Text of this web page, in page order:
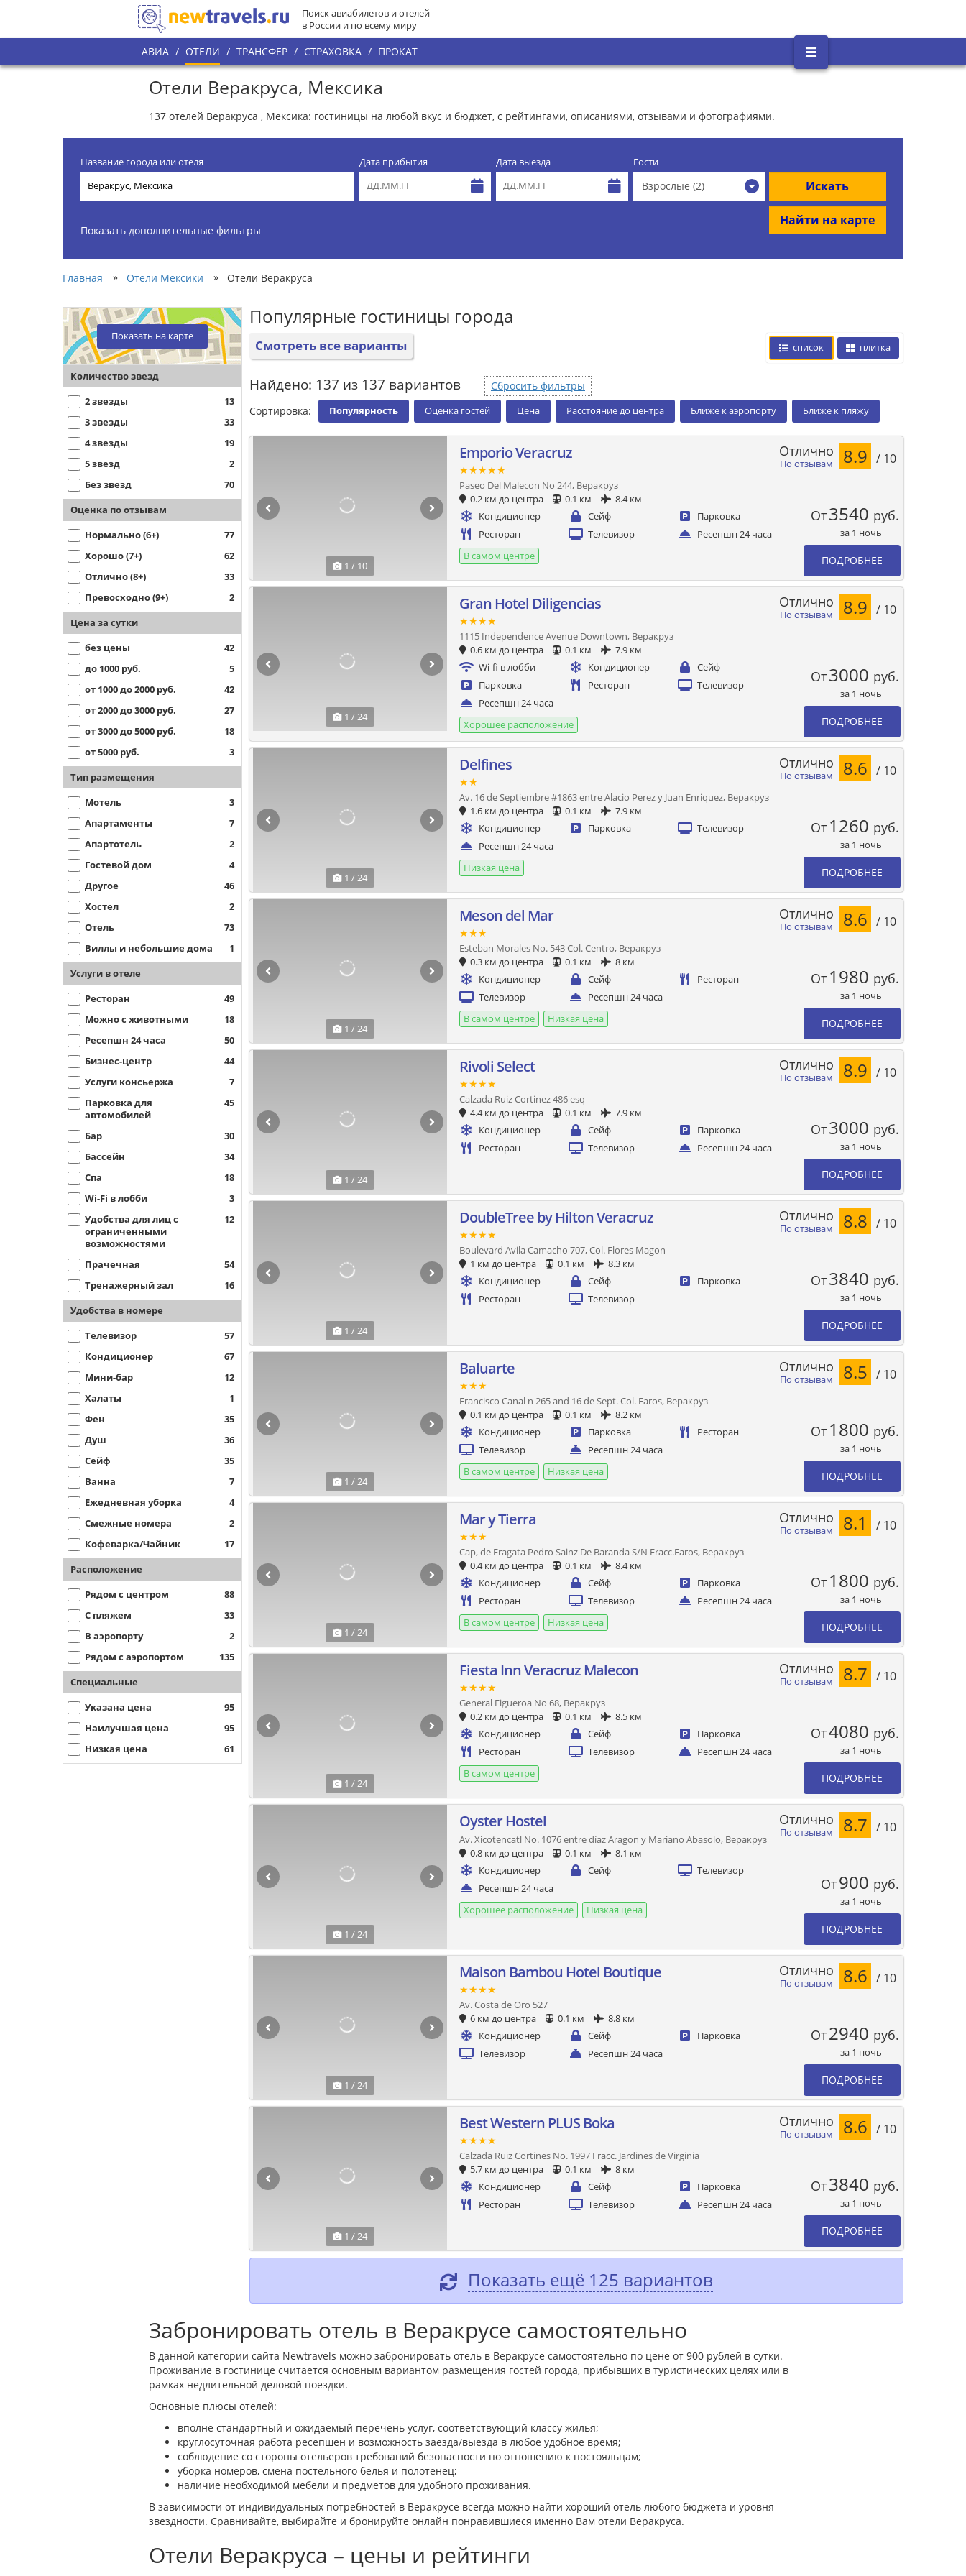
Поиск авиабилетов и отелей
в России и по всему миру
АВИА / ОТЕЛИ / ТРАНСФЕР / СТРАХОВКА / ПРОКАТ
Отели Веракруса, Мексика
137 отелей Веракруса , Мексика: гостиницы на любой вкус и бюджет, с рейтингами, описаниями, отзывами и фотографиями.
Название города или отеля Дата прибытия Дата выезда Гости
Взрослые (2) Искать
Найти на карте
Показать дополнительные фильтры
Главная » Отели Мексики » Отели Веракруса
Показать на карте
Количество звезд
2 звезды
13
3 звезды
33
4 звезды
19
5 звезд
2
Без звезд
70
Оценка по отзывам
Нормально (6+)
77
Хорошо (7+)
62
Отлично (8+)
33
Превосходно (9+)
2
Цена за сутки
без цены
42
до 1000 руб.
5
от 1000 до 2000 руб.
42
от 2000 до 3000 руб.
27
от 3000 до 5000 руб.
18
от 5000 руб.
3
Тип размещения
Мотель
3
Апартаменты
7
Апартотель
2
Гостевой дом
4
Другое
46
Хостел
2
Отель
73
Виллы и небольшие дома
1
Услуги в отеле
Ресторан
49
Можно с животными
18
Ресепшн 24 часа
50
Бизнес-центр
44
Услуги консьержа
7
Парковка для
автомобилей
45
Бар
30
Бассейн
34
Спа
18
Wi-Fi в лобби
3
Удобства для лиц с
ограниченными
возможностями
12
Прачечная
54
Тренажерный зал
16
Удобства в номере
Телевизор
57
Кондиционер
67
Мини-бар
12
Халаты
1
Фен
35
Душ
36
Сейф
35
Ванна
7
Ежедневная уборка
4
Смежные номера
2
Кофеварка/Чайник
17
Расположение
Рядом с центром
88
С пляжем
33
В аэропорту
2
Рядом с аэропортом
135
Специальные
Указана цена
95
Наилучшая цена
95
Низкая цена
61
Популярные гостиницы города
Смотреть все варианты список плитка
Найдено: 137 из 137 вариантов
Сбросить фильтры
Сортировка:
Популярность Оценка гостей Цена Расстояние до центра Ближе к аэропорту Ближе к пляжу
1 / 10
Emporio Veracruz
★★★★★
Paseo Del Malecon No 244, Веракруз
0.2 км до центра
0.1 км
8.4 км
Кондиционер
Сейф
Парковка
Ресторан
Телевизор
Ресепшн 24 часа
В самом центре
По отзывам
Отлично 8.9 / 10
От3540 руб.
за 1 ночь
ПОДРОБНЕЕ
1 / 24
Gran Hotel Diligencias
★★★★
1115 Independence Avenue Downtown, Веракруз
0.6 км до центра
0.1 км
7.9 км
Wi-fi в лобби
Кондиционер
Сейф
Парковка
Ресторан
Телевизор
Ресепшн 24 часа
Хорошее расположение
По отзывам
Отлично 8.9 / 10
От3000 руб.
за 1 ночь
ПОДРОБНЕЕ
1 / 24
Delfines
★★
Av. 16 de Septiembre #1863 entre Alacio Perez y Juan Enriquez, Веракруз
1.6 км до центра
0.1 км
7.9 км
Кондиционер
Парковка
Телевизор
Ресепшн 24 часа
Низкая цена
По отзывам
Отлично 8.6 / 10
От 1260 руб.
за 1 ночь
ПОДРОБНЕЕ
1 / 24
Meson del Mar
★★★
Esteban Morales No. 543 Col. Centro, Веракруз
0.3 км до центра
0.1 км
8 км
Кондиционер
Сейф
Ресторан
Телевизор
Ресепшн 24 часа
В самом центре
Низкая цена
По отзывам
Отлично 8.6 / 10
От 1980 руб.
за 1 ночь
ПОДРОБНЕЕ
1 / 24
Rivoli Select
★★★★
Calzada Ruiz Cortinez 486 esq
4.4 км до центра
0.1 км
7.9 км
Кондиционер
Сейф
Парковка
Ресторан
Телевизор Ресепшн 24 часа
По отзывам
Отлично 8.9 / 10
От3000 руб.
за 1 ночь
ПОДРОБНЕЕ
1 / 24
DoubleTree by Hilton Veracruz
★★★★
Boulevard Avila Camacho 707, Col. Flores Magon
1 км до центра
0.1 км
8.3 км
Кондиционер
Сейф
Парковка
Ресторан
Телевизор
По отзывам
Отлично 8.8 / 10
От3840 руб.
за 1 ночь
ПОДРОБНЕЕ
1 / 24
Baluarte
★★★
Francisco Canal n 265 and 16 de Sept. Col. Faros, Веракруз
0.1 км до центра
0.1 км
8.2 км
Кондиционер
Парковка
Ресторан
Телевизор
Ресепшн 24 часа
В самом центре
Низкая цена
По отзывам
Отлично 8.5 / 10
От 1800 руб.
за 1 ночь
ПОДРОБНЕЕ
1 / 24
Mar y Tierra
★★★
Cap, de Fragata Pedro Sainz De Baranda S/N Fracc.Faros, Веракруз
0.4 км до центра
0.1 км
8.4 км
Кондиционер
Сейф
Парковка
Ресторан
Телевизор
Ресепшн 24 часа
В самом центре
Низкая цена
По отзывам
Отлично 8.1 / 10
От 1800 руб.
за 1 ночь
ПОДРОБНЕЕ
1 / 24
Fiesta Inn Veracruz Malecon
★★★★
General Figueroa No 68, Веракруз
0.2 км до центра
0.1 км
8.5 км
Кондиционер
Сейф
Парковка
Ресторан
Телевизор
Ресепшн 24 часа
В самом центре
По отзывам
Отлично 8.7 / 10
От4080 руб.
за 1 ночь
ПОДРОБНЕЕ
1 / 24
Oyster Hostel
Av. Xicotencatl No. 1076 entre díaz Aragon y Mariano Abasolo, Веракруз
0.8 км до центра
0.1 км
8.1 км
Кондиционер
Сейф
Телевизор
Ресепшн 24 часа
Хорошее расположение
Низкая цена
По отзывам
Отлично 8.7 / 10
От900 руб.
за 1 ночь
ПОДРОБНЕЕ
1 / 24
Maison Bambou Hotel Boutique
★★★★
Av. Costa de Oro 527
6 км до центра
0.1 км
8.8 км
Кондиционер
Сейф
Парковка
Телевизор
Ресепшн 24 часа
По отзывам
Отлично 8.6 / 10
От2940 руб.
за 1 ночь
ПОДРОБНЕЕ
1 / 24
Best Western PLUS Boka
★★★★
Calzada Ruiz Cortines No. 1997 Fracc. Jardines de Virginia
5.7 км до центра
0.1 км
8 км
Кондиционер
Сейф
Парковка
Ресторан
Телевизор Ресепшн 24 часа
По отзывам
Отлично 8.6 / 10
От3840 руб.
за 1 ночь
ПОДРОБНЕЕ
Показать ещё 125 вариантов
Забронировать отель в Веракрусе самостоятельно
В данной категории сайта Newtravels можно забронировать отель в Веракрусе самостоятельно по цене от 900 рублей в сутки.
Проживание в гостинице считается основным вариантом размещения гостей города, прибывших в туристических целях или в
рамках недлительной деловой поездки.
Основные плюсы отелей:
вполне стандартный и ожидаемый перечень услуг, соответствующий классу жилья;
круглосуточная работа ресепшен и возможность заезда/выезда в любое удобное время;
соблюдение со стороны отельеров требований безопасности по отношению к постояльцам;
уборка номеров, смена постельного белья и полотенец;
наличие необходимой мебели и предметов для удобного проживания.
В зависимости от индивидуальных потребностей в Веракрусе всегда можно найти хороший отель любого бюджета и уровня
звездности. Сравнивайте, выбирайте и бронируйте онлайн понравившиеся именно Вам отели Веракруса.
Отели Веракруса – цены и рейтинги